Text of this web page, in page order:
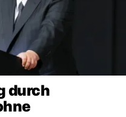
durch